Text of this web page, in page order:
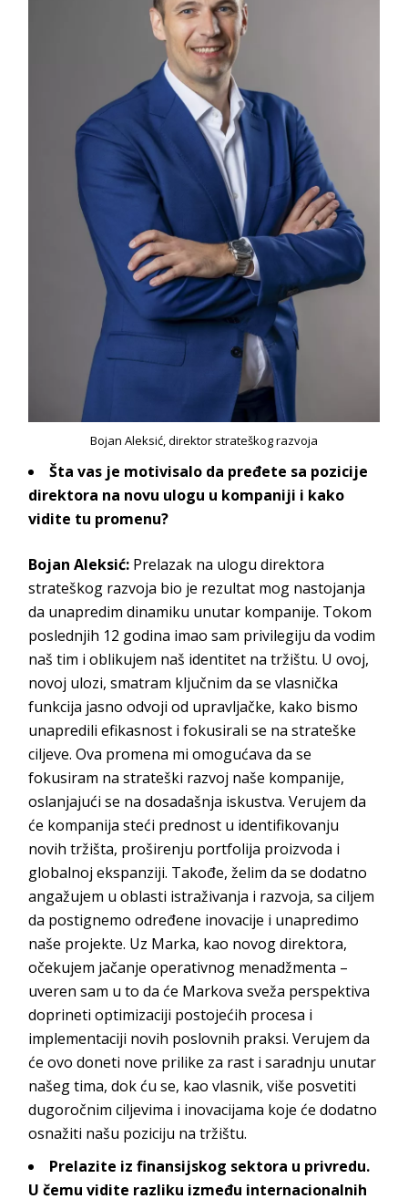
Bojan Aleksić, direktor strateškog razvoja
Šta vas je motivisalo da pređete sa pozicije
direktora na novu ulogu u kompaniji i kako
vidite tu promenu?
Bojan Aleksić: Prelazak na ulogu direktora
strateškog razvoja bio je rezultat mog nastojanja
da unapredim dinamiku unutar kompanije. Tokom
poslednjih 12 godina imao sam privilegiju da vodim
naš tim i oblikujem naš identitet na tržištu. U ovoj,
novoj ulozi, smatram ključnim da se vlasnička
funkcija jasno odvoji od upravljačke, kako bismo
unapredili efikasnost i fokusirali se na strateške
ciljeve. Ova promena mi omogućava da se
fokusiram na strateški razvoj naše kompanije,
oslanjajući se na dosadašnja iskustva. Verujem da
će kompanija steći prednost u identifikovanju
novih tržišta, proširenju portfolija proizvoda i
globalnoj ekspanziji. Takođe, želim da se dodatno
angažujem u oblasti istraživanja i razvoja, sa ciljem
da postignemo određene inovacije i unapredimo
naše projekte. Uz Marka, kao novog direktora,
očekujem jačanje operativnog menadžmenta –
uveren sam u to da će Markova sveža perspektiva
doprineti optimizaciji postojećih procesa i
implementaciji novih poslovnih praksi. Verujem da
će ovo doneti nove prilike za rast i saradnju unutar
našeg tima, dok ću se, kao vlasnik, više posvetiti
dugoročnim ciljevima i inovacijama koje će dodatno
osnažiti našu poziciju na tržištu.
Prelazite iz finansijskog sektora u privredu.
U čemu vidite razliku između internacionalnih